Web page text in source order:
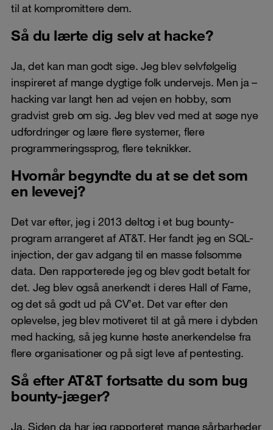
til at kompromittere dem.
Så du lærte dig selv at hacke?
Ja, det kan man godt sige. Jeg blev selvfølgelig
inspireret af mange dygtige folk undervejs. Men ja –
hacking var langt hen ad vejen en hobby, som
gradvist greb om sig. Jeg blev ved med at søge nye
udfordringer og lære flere systemer, flere
programmeringssprog, flere teknikker.
Hvornår begyndte du at se det som
en levevej?
Det var efter, jeg i 2013 deltog i et bug bounty-
program arrangeret af AT&T. Her fandt jeg en SQL-
injection, der gav adgang til en masse følsomme
data. Den rapporterede jeg og blev godt betalt for
det. Jeg blev også anerkendt i deres Hall of Fame,
og det så godt ud på CV’et. Det var efter den
oplevelse, jeg blev motiveret til at gå mere i dybden
med hacking, så jeg kunne høste anerkendelse fra
flere organisationer og på sigt leve af pentesting.
Så efter AT&T fortsatte du som bug
bounty-jæger?
Ja. Siden da har jeg rapporteret mange sårbarheder